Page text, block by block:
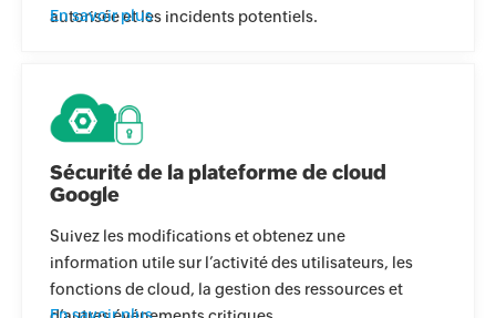
autorisée et les incidents potentiels.
En savoir plus
Sécurité de la plateforme de cloud
Google
Suivez les modifications et obtenez une
information utile sur l’activité des utilisateurs, les
fonctions de cloud, la gestion des ressources et